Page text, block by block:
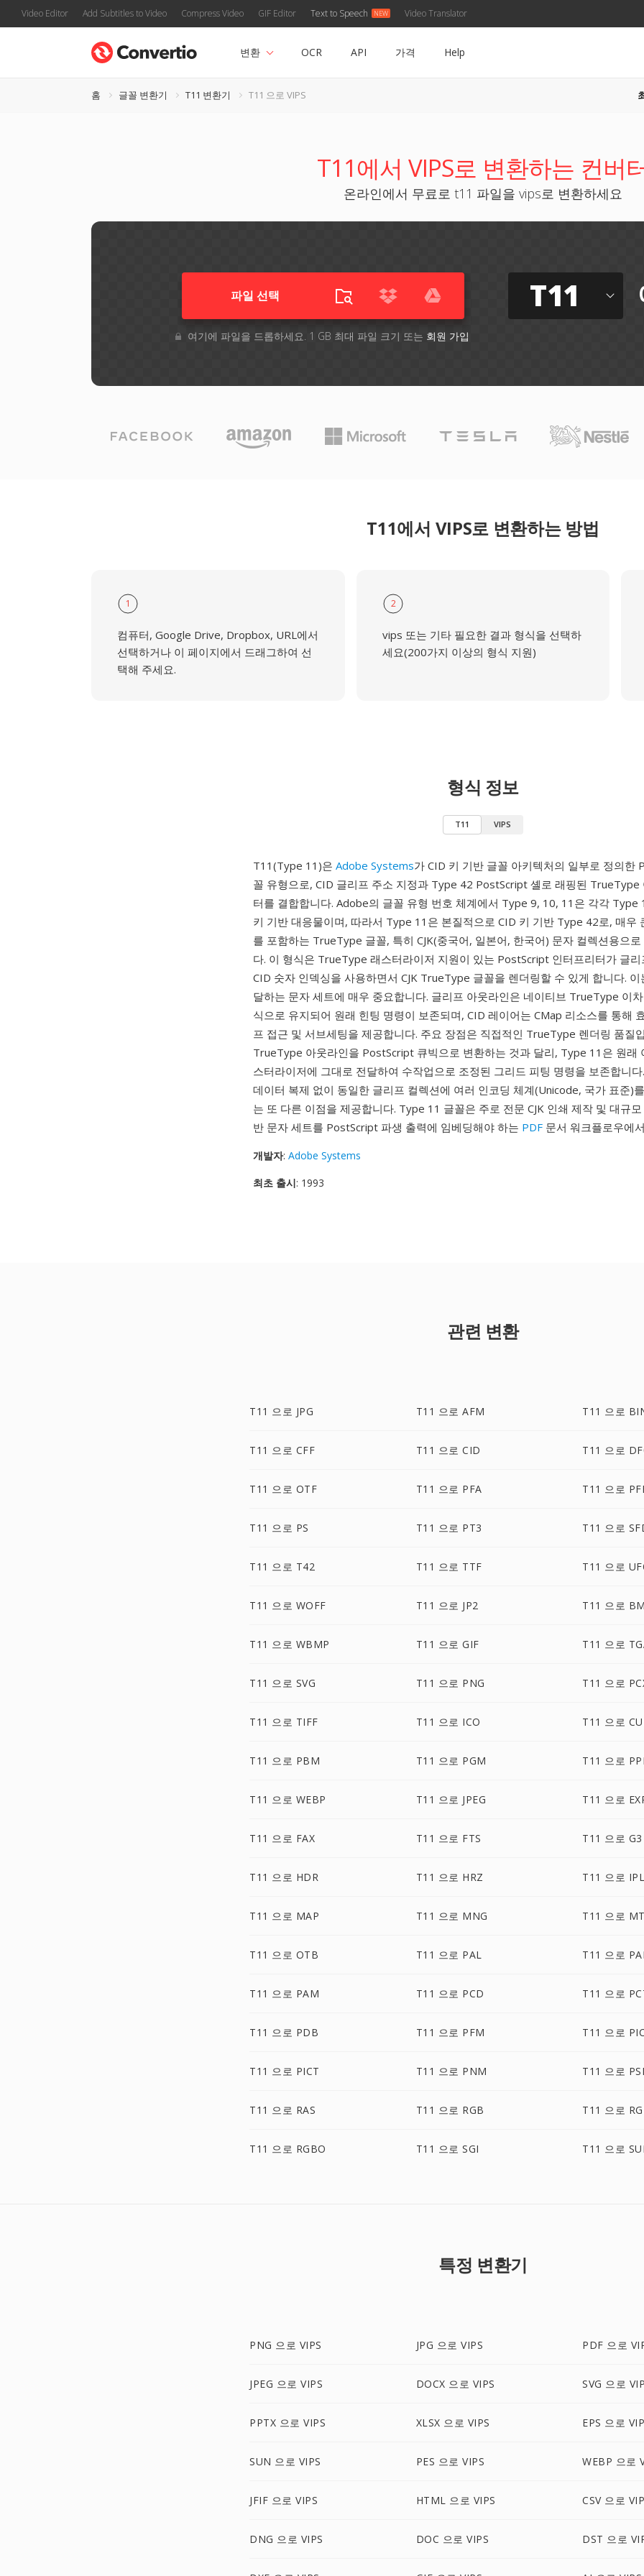
Video Editor Add Subtitles to Video Compress Video GIF Editor Text to Speech Video Translator
변환 OCR API 가격 Help
홈 글꼴 변환기 T11 변환기 T11 으로 VIPS
T11에서 VIPS로 변환하는 컨버
온라인에서 무료로 t11 파일을 vips로 변환하세요
파일 선택
여기에 파일을 드롭하세요. 1 GB 최대 파일 크기 또는 회원 가입
T11
T11에서 VIPS로 변환하는 방법
1
컴퓨터, Google Drive, Dropbox, URL에서
선택하거나 이 페이지에서 드래그하여 선
택해 주세요.
2
vips 또는 기타 필요한 결과 형식을 선택하
세요(200가지 이상의 형식 지원)
형식 정보
T11 VIPS
T11(Type 11)은 Adobe Systems가 CID 키 기반 글꼴 아키텍처의 일부로 정의한
꼴 유형으로, CID 글리프 주소 지정과 Type 42 PostScript 셸로 래핑된 TrueType
터를 결합합니다. Adobe의 글꼴 유형 번호 체계에서 Type 9, 10, 11은 각각 Type
키 기반 대응물이며, 따라서 Type 11은 본질적으로 CID 키 기반 Type 42로, 매우
를 포함하는 TrueType 글꼴, 특히 CJK(중국어, 일본어, 한국어) 문자 컬렉션용으
다. 이 형식은 TrueType 래스터라이저 지원이 있는 PostScript 인터프리터가 글리
CID 숫자 인덱싱을 사용하면서 CJK TrueType 글꼴을 렌더링할 수 있게 합니다. 이
달하는 문자 세트에 매우 중요합니다. 글리프 아웃라인은 네이티브 TrueType 이
식으로 유지되어 원래 힌팅 명령이 보존되며, CID 레이어는 CMap 리소스를 통해
프 접근 및 서브세팅을 제공합니다. 주요 장점은 직접적인 TrueType 렌더링 품질
TrueType 아웃라인을 PostScript 큐빅으로 변환하는 것과 달리, Type 11은 원래
스터라이저에 그대로 전달하여 수작업으로 조정된 그리드 피팅 명령을 보존합니
데이터 복제 없이 동일한 글리프 컬렉션에 여러 인코딩 체계(Unicode, 국가 표준)
는 또 다른 이점을 제공합니다. Type 11 글꼴은 주로 전문 CJK 인쇄 제작 및 대규
반 문자 세트를 PostScript 파생 출력에 임베딩해야 하는 PDF 문서 워크플로우에
개발자: Adobe Systems
최초 출시: 1993
관련 변환
T11 으로 JPG T11 으로 AFM T11 으로
T11 으로 CFF T11 으로 CID T11 으로
T11 으로 OTF T11 으로 PFA T11 으로
T11 으로 PS T11 으로 PT3 T11 으로
T11 으로 T42 T11 으로 TTF T11 으로
T11 으로 WOFF T11 으로 JP2 T11 으로
T11 으로 WBMP T11 으로 GIF T11 으로
T11 으로 SVG T11 으로 PNG T11 으로
T11 으로 TIFF T11 으로 ICO T11 으로
T11 으로 PBM T11 으로 PGM T11 으로
T11 으로 WEBP T11 으로 JPEG T11 으로
T11 으로 FAX T11 으로 FTS T11 으로 G3
T11 으로 HDR T11 으로 HRZ T11 으로 IPL
T11 으로 MAP T11 으로 MNG T11 으로
T11 으로 OTB T11 으로 PAL T11 으로
T11 으로 PAM T11 으로 PCD T11 으로
T11 으로 PDB T11 으로 PFM T11 으로
T11 으로 PICT T11 으로 PNM T11 으로
T11 으로 RAS T11 으로 RGB T11 으로
T11 으로 RGBO T11 으로 SGI T11 으로
특정 변환기
PNG 으로 VIPS JPG 으로 VIPS PDF 으로
JPEG 으로 VIPS DOCX 으로 VIPS SVG 으로
PPTX 으로 VIPS XLSX 으로 VIPS EPS 으로
SUN 으로 VIPS PES 으로 VIPS WEBP 으로
JFIF 으로 VIPS HTML 으로 VIPS CSV 으로
DNG 으로 VIPS DOC 으로 VIPS DST 으로